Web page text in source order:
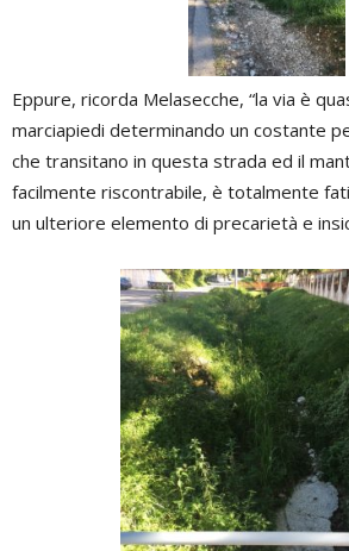
Eppure, ricorda Melasecche, “la via è
marciapiedi determinando un costante
che transitano in questa strada ed il
facilmente riscontrabile, è totalmente
un ulteriore elemento di precarietà e